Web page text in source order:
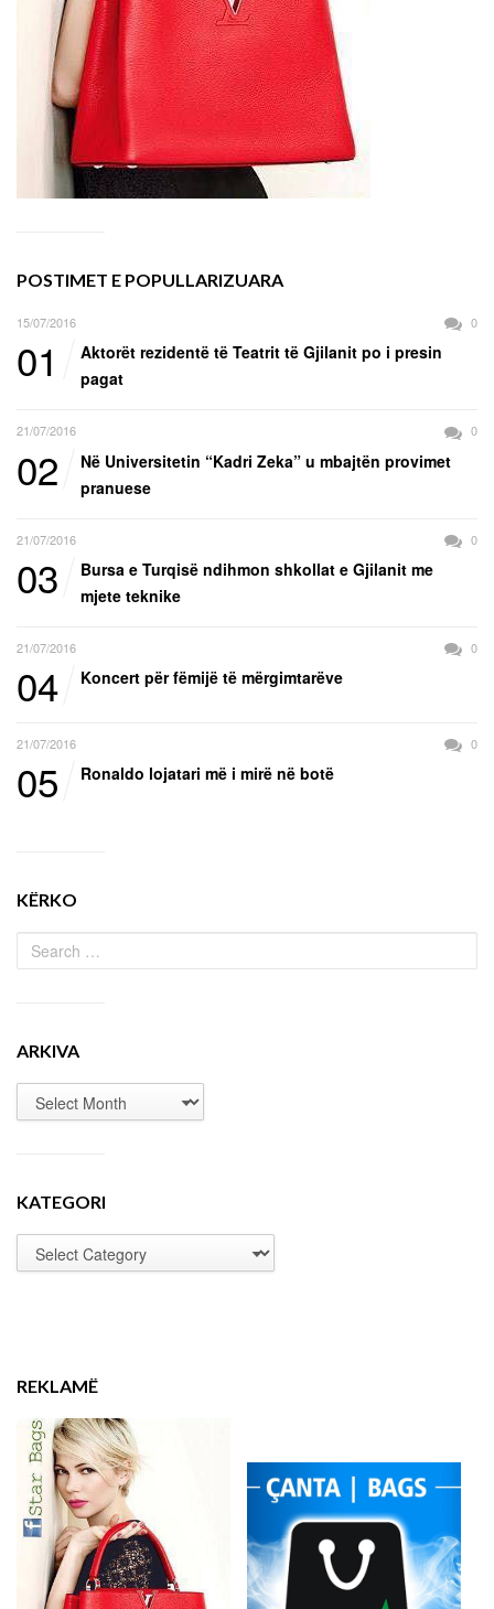
POSTIMET E POPULLARIZUARA
15/07/2016 0
01
Aktorët rezidentë të Teatrit të Gjilanit po i presin
pagat
21/07/2016 0
02
Në Universitetin “Kadri Zeka” u mbajtën provimet
pranuese
21/07/2016 0
03
Bursa e Turqisë ndihmon shkollat e Gjilanit me
mjete teknike
21/07/2016 0
04 Koncert për fëmijë të mërgimtarëve
21/07/2016 0
05 Ronaldo lojatari më i mirë në botë
KËRKO
ARKIVA
KATEGORI
REKLAMË